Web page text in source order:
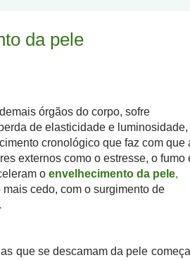
da pele
órgãos do corpo, sofre
de elasticidade e luminosidade,
cronológico que faz com que
externos como o estresse, o fumo
o envelhecimento da pele,
cedo, com o surgimento de
que se descamam da pele